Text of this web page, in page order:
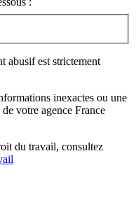
abusif est strictement
inexactes ou une
votre agence France
du travail, consultez